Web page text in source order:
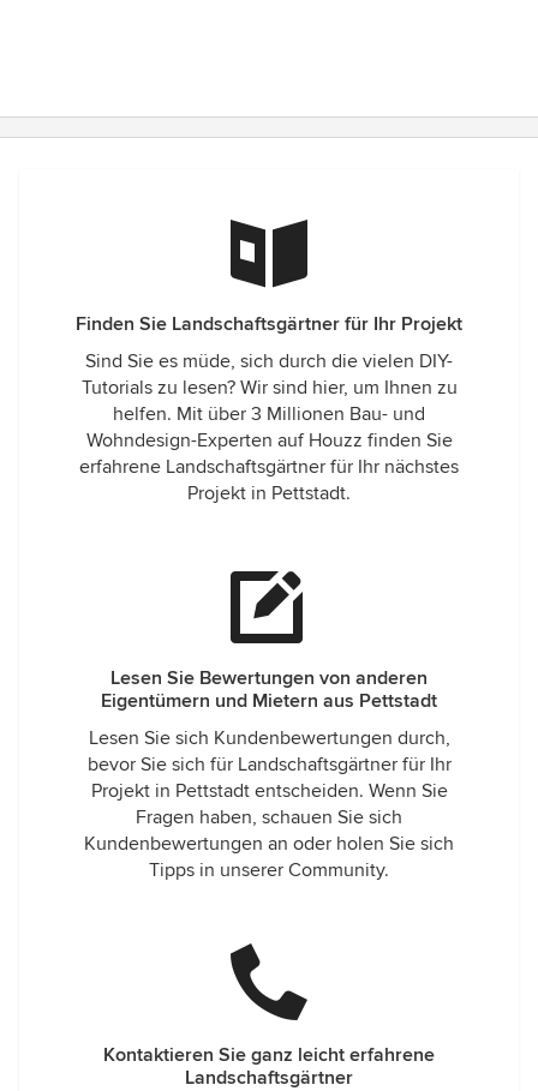
Finden Sie Landschaftsgärtner für Ihr Projekt
Sind Sie es müde, sich durch die vielen DIY-
Tutorials zu lesen? Wir sind hier, um Ihnen zu
helfen. Mit über 3 Millionen Bau- und
Wohndesign-Experten auf Houzz finden Sie
erfahrene Landschaftsgärtner für Ihr nächstes
Projekt in Pettstadt.
Lesen Sie Bewertungen von anderen
Eigentümern und Mietern aus Pettstadt
Lesen Sie sich Kundenbewertungen durch,
bevor Sie sich für Landschaftsgärtner für Ihr
Projekt in Pettstadt entscheiden. Wenn Sie
Fragen haben, schauen Sie sich
Kundenbewertungen an oder holen Sie sich
Tipps in unserer Community.
Kontaktieren Sie ganz leicht erfahrene
Landschaftsgärtner